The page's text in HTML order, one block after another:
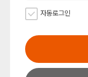
자동로그인